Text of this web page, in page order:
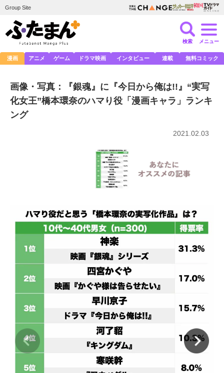
Group Site
検索 メニュー
漫画 アニメ ゲーム ドラマ映画 インタビュー 連載 無料コミック
画像・写真：『銀魂』に『今日から俺は!!』“実写
化女王”橋本環奈のハマり役「漫画キャラ」ランキ
ング
2021.02.03